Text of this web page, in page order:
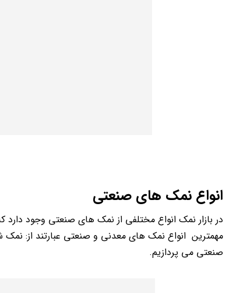
انواع نمک های صنعتی
در بازار نمک انواع مختلفی از نمک های صنعتی وجود
مهمترین انواع نمک های معدنی و صنعتی عبارتند از:
صنعتی می پردازیم.